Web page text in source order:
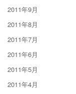
2011年9月
2011年8月
2011年7月
2011年6月
2011年5月
2011年4月